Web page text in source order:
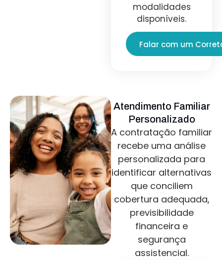
modalidades
disponíveis.
Falar com um
Atendimento Familiar
Personalizado
A contratação familiar
recebe uma análise
personalizada para
identificar alternativas
que conciliem
cobertura adequada,
previsibilidade
financeira e
segurança
assistencial.